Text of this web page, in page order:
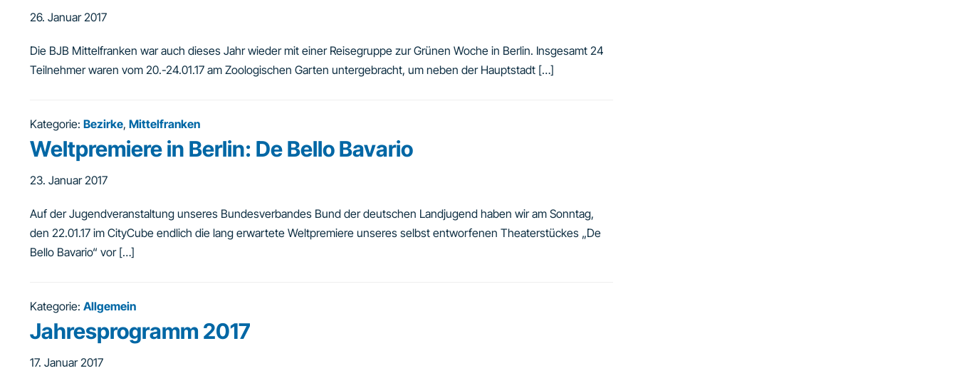
26. Januar 2017
Die BJB Mittelfranken war auch dieses Jahr wieder mit einer Reisegruppe zur Grünen Woche in Berlin. Insgesamt 24
Teilnehmer waren vom 20.-24.01.17 am Zoologischen Garten untergebracht, um neben der Hauptstadt […]
Kategorie: Bezirke, Mittelfranken
Weltpremiere in Berlin: De Bello Bavario
23. Januar 2017
Auf der Jugendveranstaltung unseres Bundesverbandes Bund der deutschen Landjugend haben wir am Sonntag,
den 22.01.17 im CityCube endlich die lang erwartete Weltpremiere unseres selbst entworfenen Theaterstückes „De
Bello Bavario“ vor […]
Kategorie: Allgemein
Jahresprogramm 2017
17. Januar 2017